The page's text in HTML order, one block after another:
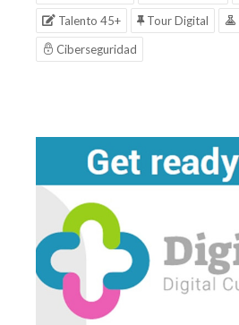
Talento 45+
Tour Digital
Ciberseguridad